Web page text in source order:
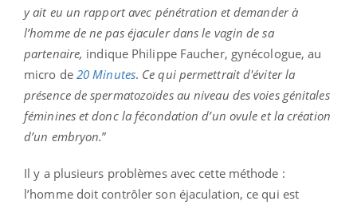
y ait eu un rapport avec pénétration et demander à
l’homme de ne pas éjaculer dans le vagin de sa
partenaire, indique Philippe Faucher, gynécologue, au
micro de 20 Minutes. Ce qui permettrait d'éviter la
présence de spermatozoïdes au niveau des voies génitales
féminines et donc la fécondation d’un ovule et la création
d’un embryon.”
Il y a plusieurs problèmes avec cette méthode :
l’homme doit contrôler son éjaculation, ce qui est